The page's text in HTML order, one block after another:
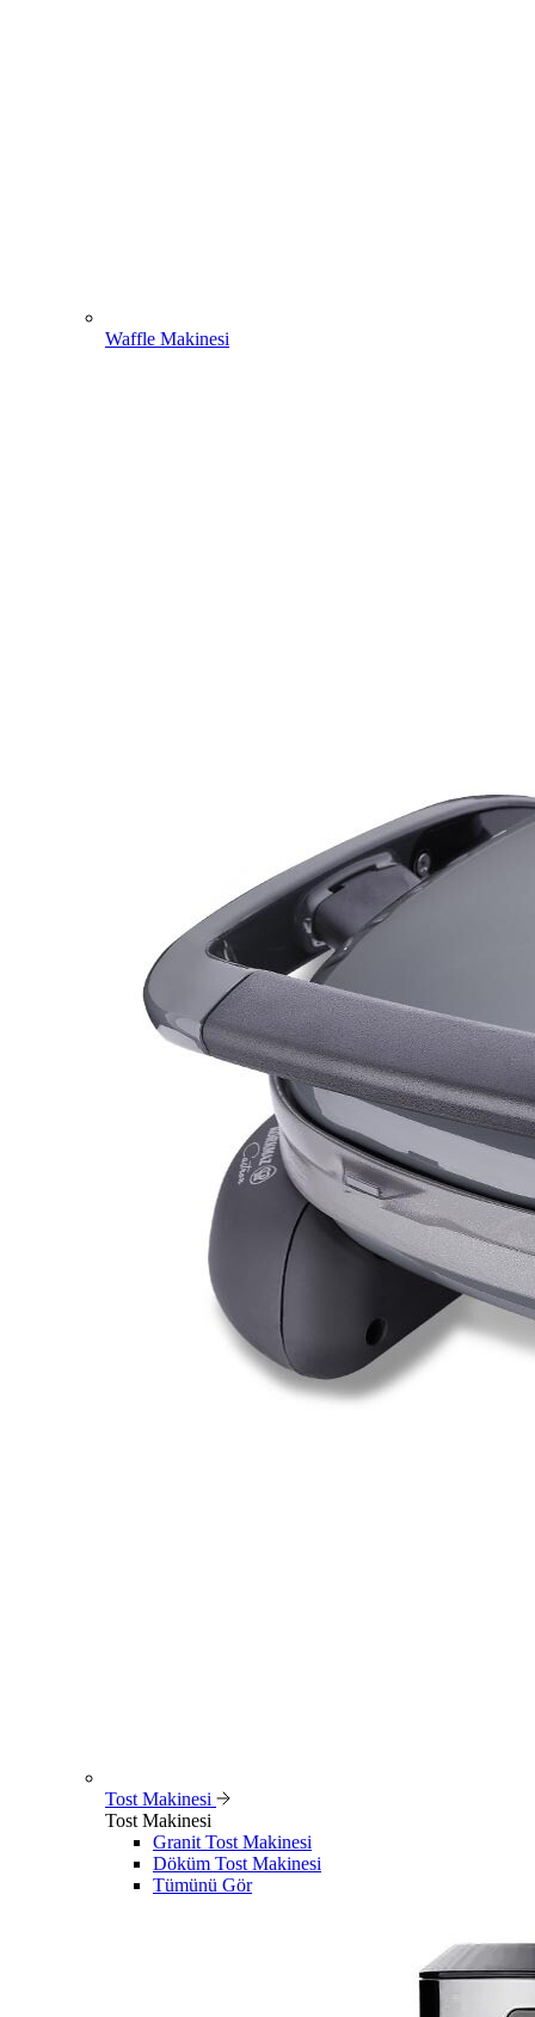
Waffle Makinesi
Tost Makinesi
Tost Makinesi
Granit Tost Makinesi
Döküm Tost Makinesi
Tümünü Gör